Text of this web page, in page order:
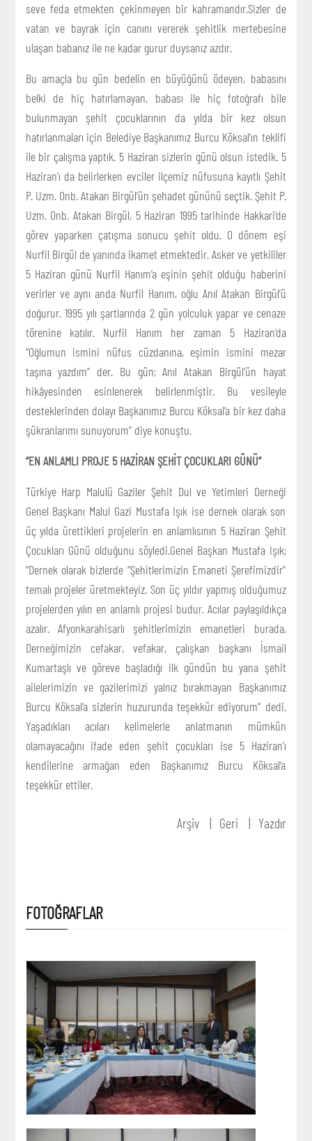
seve feda etmekten çekinmeyen bir kahramandır.Sizler de
vatan ve bayrak için canını vererek şehitlik mertebesine
ulaşan babanız ile ne kadar gurur duysanız azdır.
Bu amaçla bu gün bedelin en büyüğünü ödeyen, babasını
belki de hiç hatırlamayan, babası ile hiç fotoğrafı bile
bulunmayan şehit çocuklarının da yılda bir kez olsun
hatırlanmaları için Belediye Başkanımız Burcu Köksal’ın teklifi
ile bir çalışma yaptık. 5 Haziran sizlerin günü olsun istedik. 5
Haziran’ı da belirlerken evciler ilçemiz nüfusuna kayıtlı Şehit
P. Uzm. Onb. Atakan Birgül’ün şehadet gününü seçtik. Şehit P.
Uzm. Onb. Atakan Birgül, 5 Haziran 1995 tarihinde Hakkari’de
görev yaparken çatışma sonucu şehit oldu. O dönem eşi
Nurfil Birgül de yanında ikamet etmektedir. Asker ve yetkililer
5 Haziran günü Nurfil Hanım’a eşinin şehit olduğu haberini
verirler ve aynı anda Nurfil Hanım, oğlu Anıl Atakan Birgül’ü
doğurur. 1995 yılı şartlarında 2 gün yolculuk yapar ve cenaze
törenine katılır. Nurfil Hanım her zaman 5 Haziran’da
“Oğlumun ismini nüfus cüzdanına, eşimin ismini mezar
taşına yazdım” der. Bu gün; Anıl Atakan Birgül’ün hayat
hikâyesinden esinlenerek belirlenmiştir. Bu vesileyle
desteklerinden dolayı Başkanımız Burcu Köksal’a bir kez daha
şükranlarımı sunuyorum” diye konuştu.
“EN ANLAMLI PROJE 5 HAZİRAN ŞEHİT ÇOCUKLARI GÜNÜ”
Türkiye Harp Malulü Gaziler Şehit Dul ve Yetimleri Derneği
Genel Başkanı Malul Gazi Mustafa Işık ise dernek olarak son
üç yılda ürettikleri projelerin en anlamlısının 5 Haziran Şehit
Çocukları Günü olduğunu söyledi.Genel Başkan Mustafa Işık;
“Dernek olarak bizlerde “Şehitlerimizin Emaneti Şerefimizdir”
temalı projeler üretmekteyiz. Son üç yıldır yapmış olduğumuz
projelerden yılın en anlamlı projesi budur. Acılar paylaşıldıkça
azalır. Afyonkarahisarlı şehitlerimizin emanetleri burada.
Derneğimizin cefakar, vefakar, çalışkan başkanı İsmail
Kumartaşlı ve göreve başladığı ilk gündün bu yana şehit
ailelerimizin ve gazilerimizi yalnız bırakmayan Başkanımız
Burcu Köksal’a sizlerin huzurunda teşekkür ediyorum” dedi.
Yaşadıkları acıları kelimelerle anlatmanın mümkün
olamayacağını ifade eden şehit çocukları ise 5 Haziran’ı
kendilerine armağan eden Başkanımız Burcu Köksal’a
teşekkür ettiler.
Arşiv Geri Yazdır
FOTOĞRAFLAR